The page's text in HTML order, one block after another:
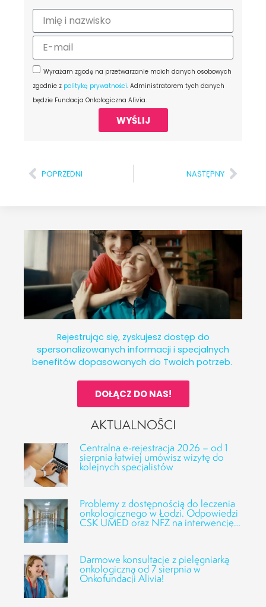
Wyrażam zgodę na przetwarzanie moich danych osobowych
zgodnie z polityką prywatności. Administratorem tych danych
będzie Fundacja Onkologiczna Alivia.
WYŚLIJ
POPRZEDNI NASTĘPNY
Rejestrując się, zyskujesz dostęp do
spersonalizowanych informacji i specjalnych
benefitów dopasowanych do Twoich potrzeb.
DOŁĄCZ DO NAS!
AKTUALNOŚCI
Centralna e-rejestracja 2026 – od 1
sierpnia łatwiej umówisz wizytę do
kolejnych specjalistów
Problemy z dostępnością do leczenia
onkologicznego w Łodzi. Odpowiedzi
CSK UMED oraz NFZ na interwencję
Darmowe konsultacje z pielęgniarką
onkologiczną od 7 sierpnia w
Onkofundacji Alivia!